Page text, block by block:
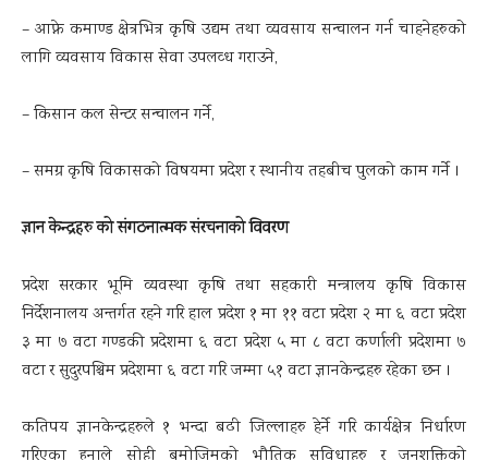
– आफ्ने कमाण्ड क्षेत्रभित्र कृषि उद्यम तथा व्यवसाय सन्चालन गर्न चाहनेहरुको
लागि व्यवसाय विकास सेवा उपलव्ध गराउने,
– किसान कल सेन्टर सन्चालन गर्ने,
– समग्र कृषि विकासको विषयमा प्रदेश र स्थानीय तहबीच पुलको काम गर्ने ।
ज्ञान केन्द्रहरु को संगठनात्मक संरचनाको विवरण
प्रदेश सरकार भूमि व्यवस्था कृषि तथा सहकारी मन्त्रालय कृषि विकास
निर्देशनालय अन्तर्गत रहने गरि हाल प्रदेश १ मा ११ वटा प्रदेश २ मा ६ वटा प्रदेश
३ मा ७ वटा गण्डकी प्रदेशमा ६ वटा प्रदेश ५ मा ८ वटा कर्णाली प्रदेशमा ७
वटा र सुदुरपश्चिम प्रदेशमा ६ वटा गरि जम्मा ५१ वटा ज्ञानकेन्द्रहरु रहेका छन ।
कतिपय ज्ञानकेन्द्रहरुले १ भन्दा बढी जिल्लाहरु हेर्ने गरि कार्यक्षेत्र निर्धारण